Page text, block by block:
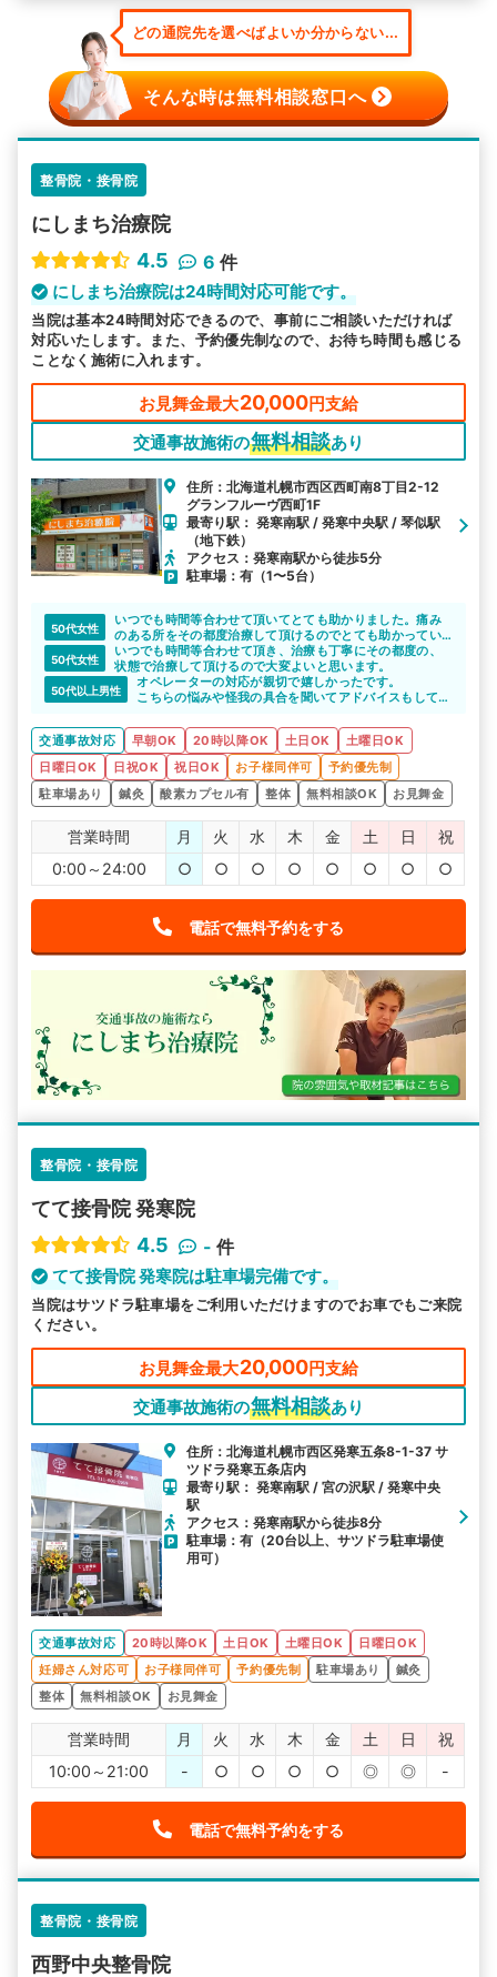
どの通院先を選べばよいか分からない...
そんな時は無料相談窓口へ
整骨院・接骨院
にしまち治療院
4.5
6 件
にしまち治療院は24時間対応可能です。
当院は基本24時間対応できるので、事前にご相談いただければ
対応いたします。また、予約優先制なので、お待ち時間も感じる
ことなく施術に入れます。
お見舞金最大20,000円支給
交通事故施術の無料相談あり
住所：北海道札幌市西区西町南8丁目2-12
グランフルーヴ西町1F
最寄り駅： 発寒南駅 / 発寒中央駅 / 琴似駅
（地下鉄）
アクセス：発寒南駅から徒歩5分
駐車場：有（1〜5台）
50代女性
いつでも時間等合わせて頂いてとても助かりました。痛み
のある所をその都度治療して頂けるのでとても助かってい
ます。
50代女性
いつでも時間等合わせて頂き、治療も丁寧にその都度の、
状態で治療して頂けるので大変よいと思います。
50代以上男性
オペレーターの対応が親切で嬉しかったです。
こちらの悩みや怪我の具合を聞いてアドバイスもしてい
交通事故対応
早朝OK 20時以降OK 土日OK
土曜日OK
日曜日OK
日祝OK 祝日OK お子様同伴可
予約優先制
駐車場あり
鍼灸 酸素カプセル有 整体 無料相談OK お見舞金
営業時間 月 火 水 木 金 土 日
祝
0:00～24:00
○ ○ ○ ○ ○ ○ ○ ○
電話で無料予約をする
整骨院・接骨院
てて接骨院 発寒院
4.5
- 件
てて接骨院 発寒院は駐車場完備です。
当院はサツドラ駐車場をご利用いただけますのでお車でもご来院
ください。
お見舞金最大20,000円支給
交通事故施術の無料相談あり
住所：北海道札幌市西区発寒五条8-1-37 サ
ツドラ発寒五条店内
最寄り駅： 発寒南駅 / 宮の沢駅 / 発寒中央
駅
アクセス：発寒南駅から徒歩8分
駐車場：有（20台以上、サツドラ駐車場使
用可）
交通事故対応 20時以降OK 土日OK 土曜日OK
日曜日OK
妊婦さん対応可
お子様同伴可 予約優先制 駐車場あり
鍼灸
整体
無料相談OK お見舞金
営業時間 月 火 水 木 金 土 日
祝
10:00～21:00
- ○ ○ ○ ○ ◎ ◎ -
電話で無料予約をする
整骨院・接骨院
西野中央整骨院